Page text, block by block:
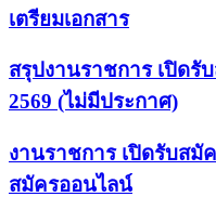
เตรียมเอกสาร
สรุปงานราชการ เปิดรั
2569 (ไม่มีประกาศ)
งานราชการ เปิดรับสมั
สมัครออนไลน์